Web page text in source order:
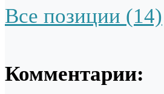
Все позиции (14)
Комментарии: